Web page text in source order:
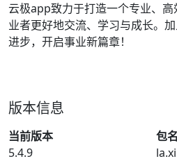
云极app致力于打造一个专业、
业者更好地交流、学习与成长。
进步，开启事业新篇章！
版本信息
当前版本
5.4.9
包